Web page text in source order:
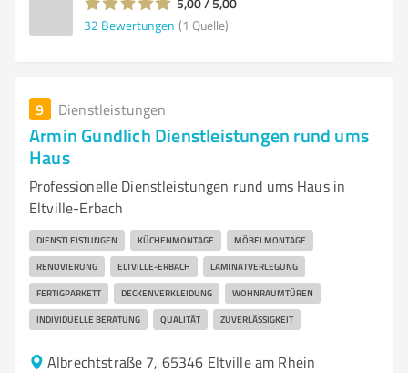
32 Bewertungen (1 Quelle)
9 Dienstleistungen
Armin Gundlich Dienstleistungen rund ums
Haus
Professionelle Dienstleistungen rund ums Haus in
Eltville-Erbach
DIENSTLEISTUNGEN KÜCHENMONTAGE MÖBELMONTAGE
RENOVIERUNG ELTVILLE-ERBACH LAMINATVERLEGUNG
FERTIGPARKETT DECKENVERKLEIDUNG WOHNRAUMTÜREN
INDIVIDUELLE BERATUNG QUALITÄT ZUVERLÄSSIGKEIT
Albrechtstraße 7, 65346 Eltville am Rhein